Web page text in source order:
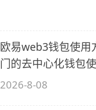
欧易web3钱包使用
门的去中心化钱包
2026-8-08